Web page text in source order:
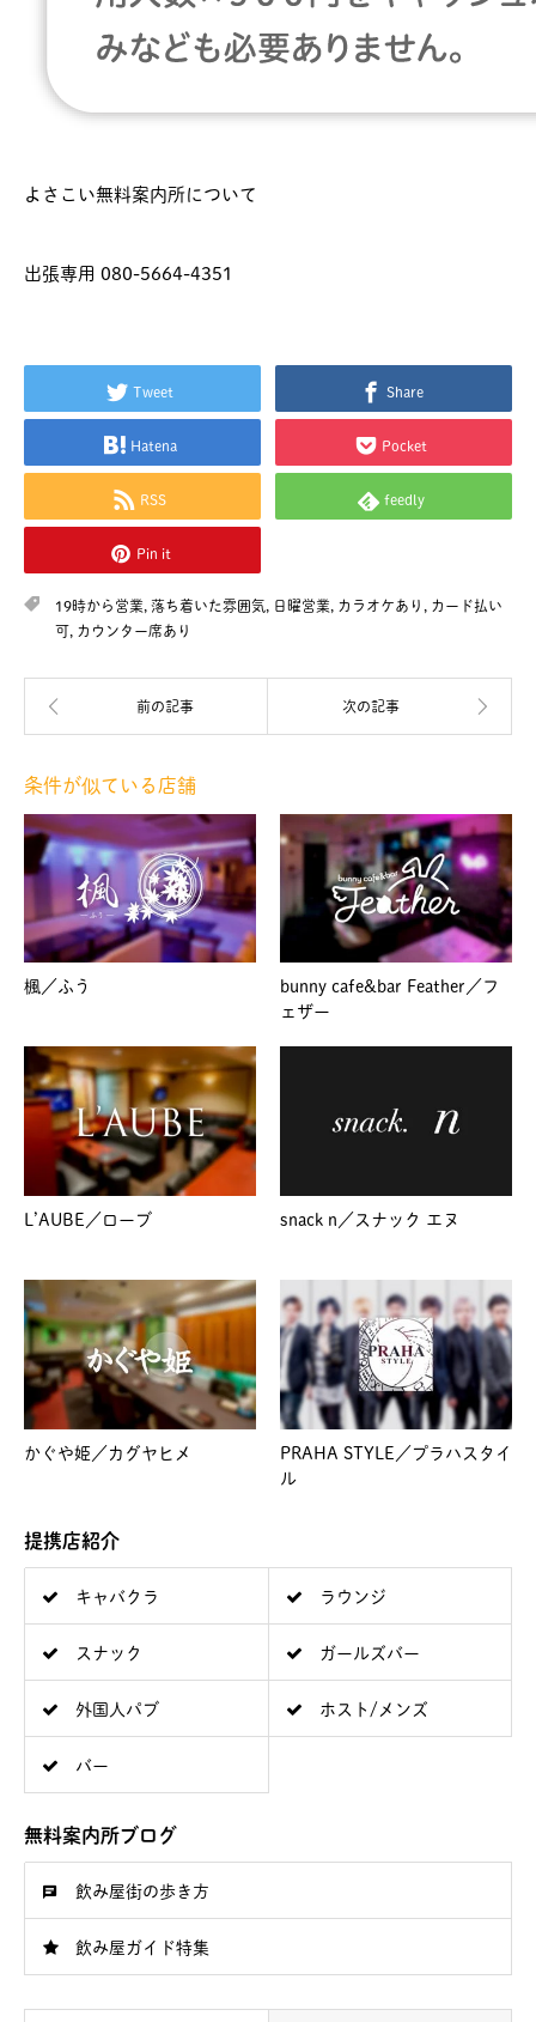
よさこい無料案内所について
出張専用 080-5664-4351
Tweet Share
Hatena Pocket
RSS feedly
Pin it
19時から営業 落ち着いた雰囲気 日曜営業 カラオケあり
カード払い
可 カウンター席あり
条件が似ている店舗
楓／ふう
bunny cafe&bar Feather／フ
ェザー
L’AUBE／ローブ snack n／スナック エヌ
かぐや姫／カグヤヒメ
PRAHA STYLE／プラハスタイ
ル
提携店紹介
キャバクラ ラウンジ
スナック ガールズバー
外国人パブ ホスト/メンズ
バー
無料案内所ブログ
飲み屋街の歩き方
飲み屋ガイド特集